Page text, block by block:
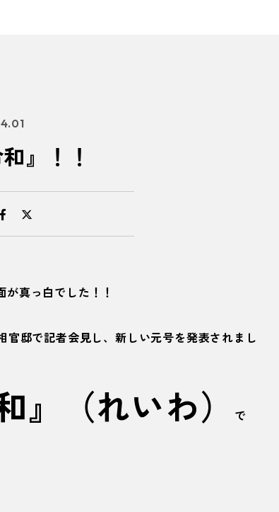
』！！
真っ白でした！！
邸で記者会見し、新しい元号を発表されまし
』（れいわ） で